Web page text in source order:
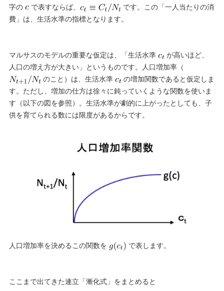
字の
で表すならば、
です。この「一人当たりの消
費」は、生活水準の指標となります。
マルサスのモデルの重要な仮定は、「生活水準
が高いほど、
人口の増え方が大きい」というものです。人口増加率（
のこと）は、生活水準
の増加関数であると仮定しま
す。ただし、増加の仕方は徐々に鈍っていくような関数を使いま
す（以下の図を参照）。生活水準が劇的に上がったとしても、子
供を育てられる数には限度があるからです。
人口増加率を決めるこの関数を で表します。
ここまで出てきた連立「漸化式」をまとめると